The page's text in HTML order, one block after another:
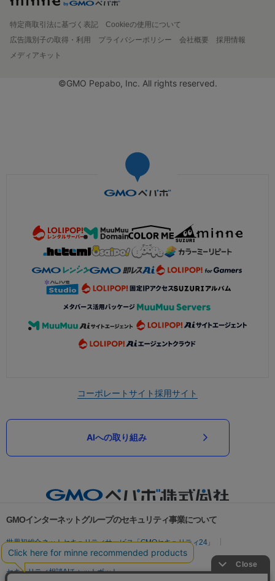
特定商取引法に基づく表記
Cookieの使用について
広告識別子の取得・利用
プライバシーポリシー 会社概要
採用情報
メディアキット
©GMO Pepabo, Inc. All rights reserved.
コーポレートサイト採用サイト
AIへの取り組み
GMOインターネットグループのセキュリティ事業について
世界初総合ネットセキュリティサービス「GMOセキュリティ24」
パスワード漏洩診断
Webサイトリスク診断
セキュリティ相談AIチャットボット